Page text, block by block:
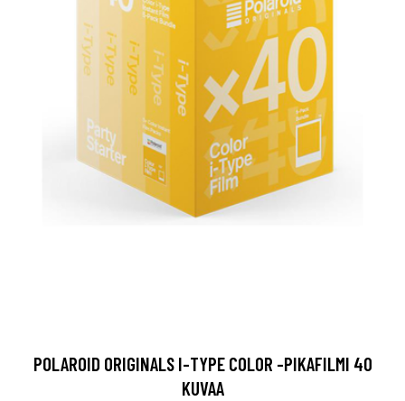
POLAROID ORIGINALS I-TYPE COLOR -PIKAFILMI 40
KUVAA